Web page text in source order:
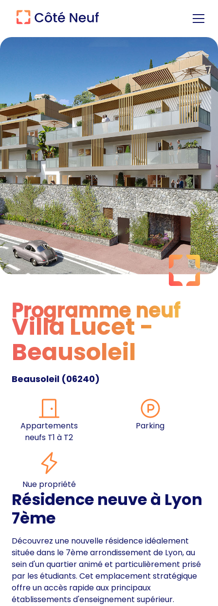
Programme neuf
Programme neuf
Villa Lucet -
Beausoleil
Beausoleil (06240)
Appartements
neufs T1 à T2
Parking
Nue propriété
Résidence neuve à Lyon
7ème
Découvrez une nouvelle résidence idéalement
située dans le 7ème arrondissement de Lyon, au
sein d'un quartier animé et particulièrement prisé
par les étudiants. Cet emplacement stratégique
offre un accès rapide aux principaux
établissements d'enseignement supérieur.